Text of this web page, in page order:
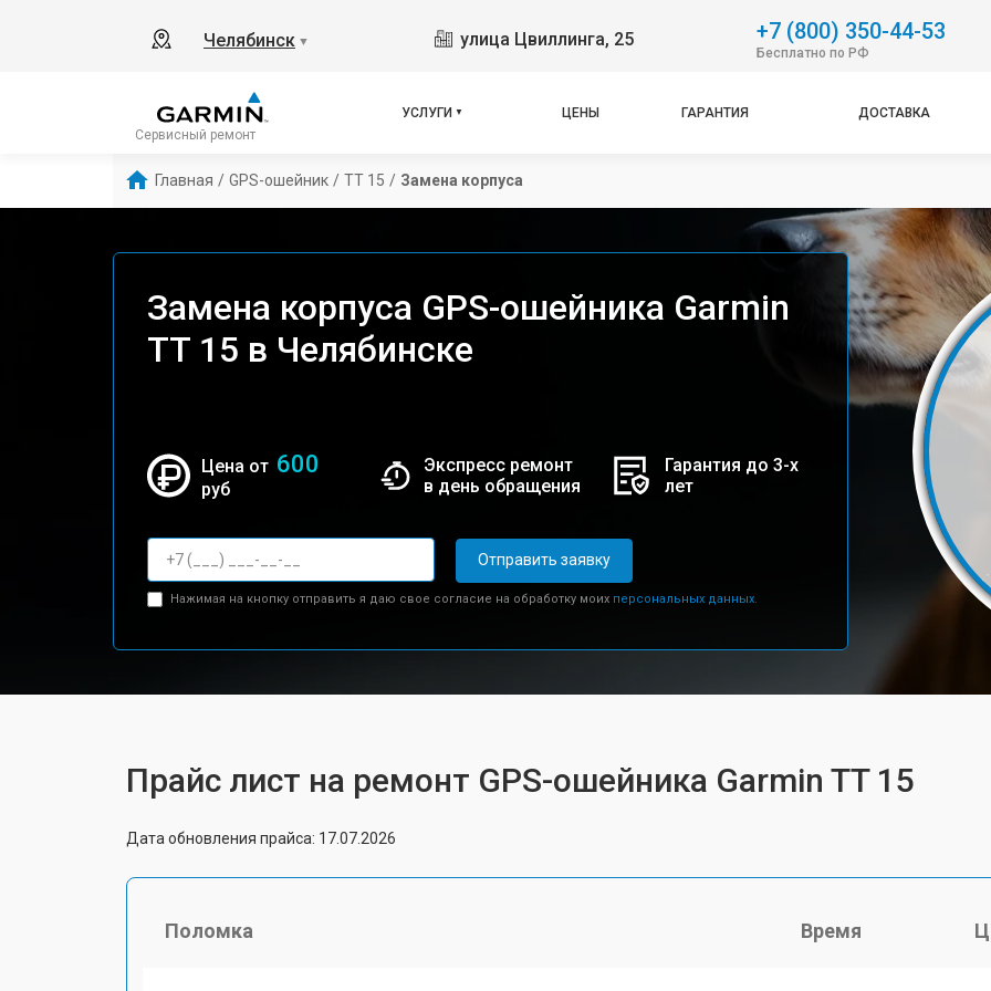
Челябинск ▼ улица Цвиллинга, 25 +7 (800) 350-44-53
Бесплатно по РФ
Сервисный ремонт
УСЛУГИ ЦЕНЫ ГАРАНТИЯ ДОСТАВКА
Главная / GPS-ошейник / TT 15 / Замена корпуса
Замена корпуса GPS-ошейника Garmin
TT 15 в Челябинске
Цена от 600
руб
Экспресс ремонт
в день обращения
Гарантия до 3-х
лет
Отправить заявку
Нажимая на кнопку отправить я даю свое согласие на обработку моих персональных данных.
Прайс лист на ремонт GPS-ошейника Garmin TT 15
Дата обновления прайса: 17.07.2026
Поломка Время